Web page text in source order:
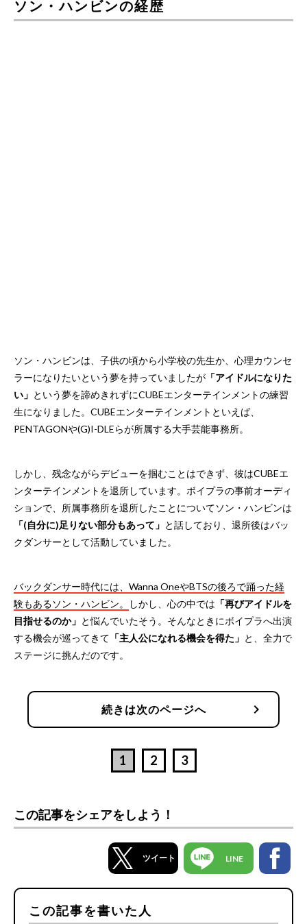
ソン・ハンビンの経歴
ソン・ハンビンは、子供の頃から小学校の先生か、心理カウンセ
ラーになりたいという夢を持っていましたが 「アイドルになりた
い」 という夢を諦めきれずにCUBEエンターテインメントの練習
生になりました。CUBEエンターテインメントといえば、
PENTAGONや(G)I-DLEらが所属する大手芸能事務所。
しかし、残念ながらデビューを掴むことはできず、彼はCUBEエ
ンターテインメントを退所しています。ボイプラの事前オーディ
ションで、所属事務所を退所したことについてソン・ハンビンは
「(自分に)足りない部分もあって」 と話しており、退所後はバッ
クダンサーとして活動していました。
バックダンサー時代には、Wanna OneやBTSの後ろで踊った経
験もあるソン・ハンビン。
しかし、心の中では 「再びアイドルを
目指せるのか」 と悩んでいたそう。そんなときにボイプラへ出演
する機会が巡ってきて 「主人公になれる機会を得た」 と、全力で
ステージに挑んだのです。
続きは次のページへ chevron_right
1 2 3
この記事をシェアをしよう！
ツイート LINE
この記事を書いた人